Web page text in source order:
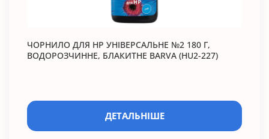
ЧОРНИЛО ДЛЯ HP УНІВЕРСАЛЬНЕ №2 180 Г,
ВОДОРОЗЧИННЕ, БЛАКИТНЕ BARVA (HU2-227)
ДЕТАЛЬНІШЕ